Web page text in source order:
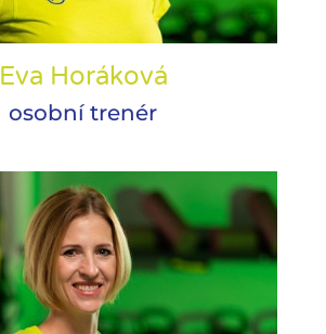
Eva Horáková
osobní trenér